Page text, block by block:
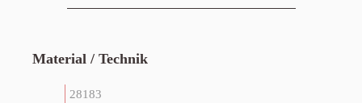
Material / Technik
28183